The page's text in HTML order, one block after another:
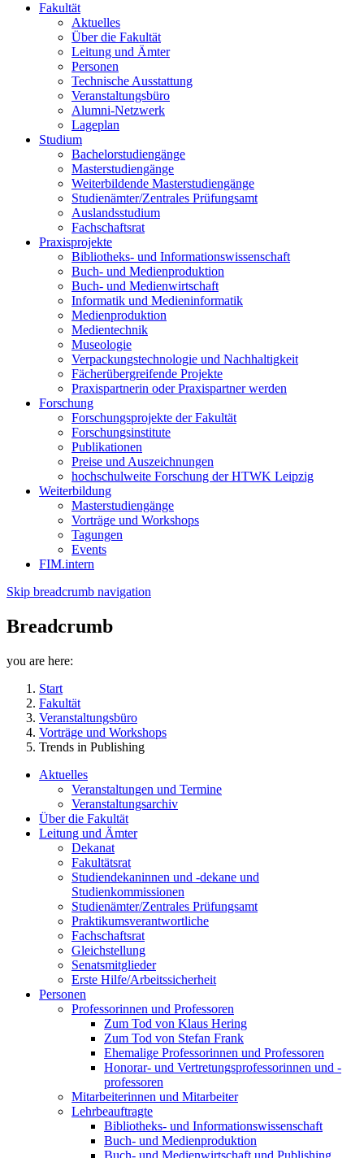
Fakultät
Aktuelles
Über die Fakultät
Leitung und Ämter
Personen
Technische Ausstattung
Veranstaltungsbüro
Alumni-Netzwerk
Lageplan
Studium
Bachelorstudiengänge
Masterstudiengänge
Weiterbildende Masterstudiengänge
Studienämter/Zentrales Prüfungsamt
Auslandsstudium
Fachschaftsrat
Praxisprojekte
Bibliotheks- und Informationswissenschaft
Buch- und Medienproduktion
Buch- und Medienwirtschaft
Informatik und Medieninformatik
Medienproduktion
Medientechnik
Museologie
Verpackungstechnologie und Nachhaltigkeit
Fächerübergreifende Projekte
Praxispartnerin oder Praxispartner werden
Forschung
Forschungsprojekte der Fakultät
Forschungsinstitute
Publikationen
Preise und Auszeichnungen
hochschulweite Forschung der HTWK Leipzig
Weiterbildung
Masterstudiengänge
Vorträge und Workshops
Tagungen
Events
FIM.intern
Skip breadcrumb navigation
Breadcrumb
you are here:
Start
Fakultät
Veranstaltungsbüro
Vorträge und Workshops
Trends in Publishing
Aktuelles
Veranstaltungen und Termine
Veranstaltungsarchiv
Über die Fakultät
Leitung und Ämter
Dekanat
Fakultätsrat
Studiendekaninnen und -dekane und
Studienkommissionen
Studienämter/Zentrales Prüfungsamt
Praktikumsverantwortliche
Fachschaftsrat
Gleichstellung
Senatsmitglieder
Erste Hilfe/Arbeitssicherheit
Personen
Professorinnen und Professoren
Zum Tod von Klaus Hering
Zum Tod von Stefan Frank
Ehemalige Professorinnen und Professoren
Honorar- und Vertretungsprofessorinnen und -
professoren
Mitarbeiterinnen und Mitarbeiter
Lehrbeauftragte
Bibliotheks- und Informationswissenschaft
Buch- und Medienproduktion